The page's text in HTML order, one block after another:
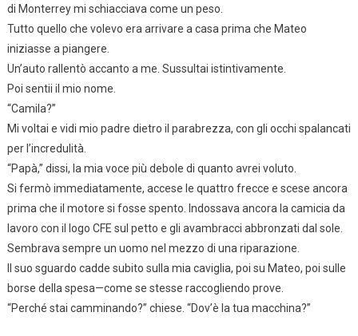
di Monterrey mi schiacciava come un peso.
Tutto quello che volevo era arrivare a casa prima che Mateo
iniziasse a piangere.
Un’auto rallentò accanto a me. Sussultai istintivamente.
Poi sentii il mio nome.
“Camila?”
Mi voltai e vidi mio padre dietro il parabrezza, con gli occhi spalancati
per l’incredulità.
“Papà,” dissi, la mia voce più debole di quanto avrei voluto.
Si fermò immediatamente, accese le quattro frecce e scese ancora
prima che il motore si fosse spento. Indossava ancora la camicia da
lavoro con il logo CFE sul petto e gli avambracci abbronzati dal sole.
Sembrava sempre un uomo nel mezzo di una riparazione.
Il suo sguardo cadde subito sulla mia caviglia, poi su Mateo, poi sulle
borse della spesa—come se stesse raccogliendo prove.
“Perché stai camminando?” chiese. “Dov’è la tua macchina?”